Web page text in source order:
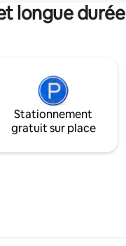
longue durée
Stationnement
gratuit sur place